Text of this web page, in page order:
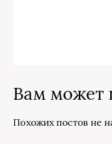
Вам может
Похожих постов не